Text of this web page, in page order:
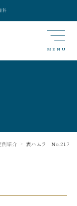
科
MENU
例紹介 > 表ハムラ No.217